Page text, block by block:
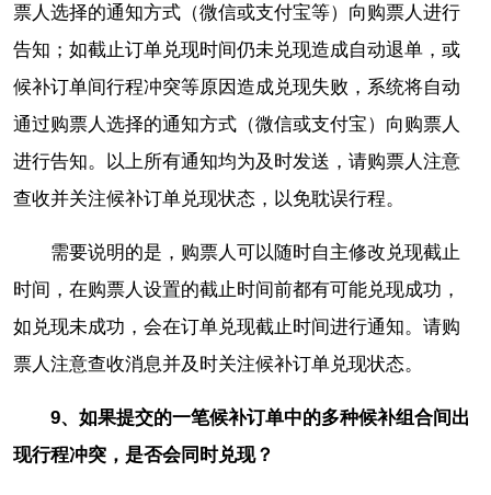
票人选择的通知方式（微信或支付宝等）向购票人进行
告知；如截止订单兑现时间仍未兑现造成自动退单，或
候补订单间行程冲突等原因造成兑现失败，系统将自动
通过购票人选择的通知方式（微信或支付宝）向购票人
进行告知。以上所有通知均为及时发送，请购票人注意
查收并关注候补订单兑现状态，以免耽误行程。
需要说明的是，购票人可以随时自主修改兑现截止
时间，在购票人设置的截止时间前都有可能兑现成功，
如兑现未成功，会在订单兑现截止时间进行通知。请购
票人注意查收消息并及时关注候补订单兑现状态。
9、如果提交的一笔候补订单中的多种候补组合间出
现行程冲突，是否会同时兑现？